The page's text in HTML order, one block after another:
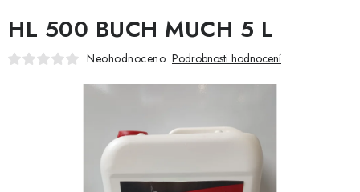
KONTAKT
KRÁLÍCI A HLODAVCI
HL 500 BUCH MUCH 5 L
Neohodnoceno Podrobnosti hodnocení